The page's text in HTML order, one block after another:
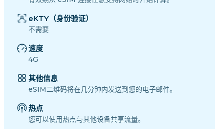
eKTY（身份验证）
不需要
速度
4G
其他信息
eSIM二维码将在几分钟内发送到您的电子邮件。
热点
您可以使用热点与其他设备共享流量。